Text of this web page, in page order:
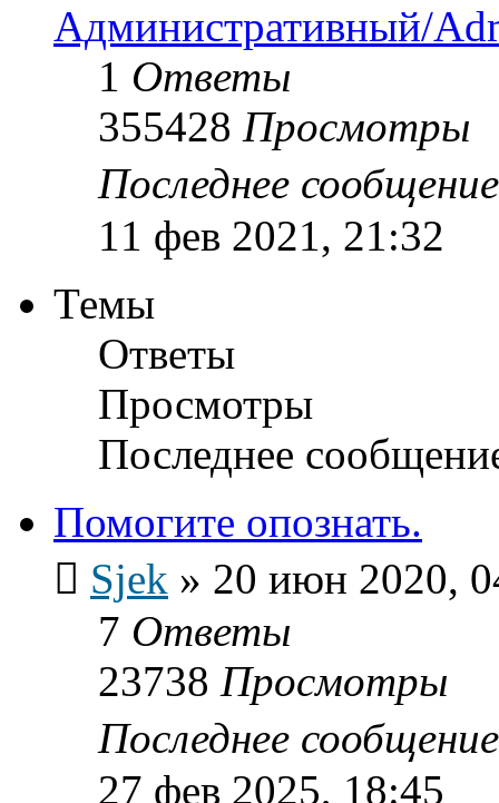
Административный/
1 Ответы
355428 Просмотры
Последнее
11 фев 2021, 21:32
Темы
Ответы
Просмотры
Последнее
Помогите опознать.
Sjek » 20 июн 2020,
7 Ответы
23738 Просмотры
Последнее
27 фев 2025, 18:45